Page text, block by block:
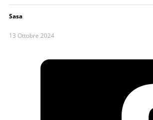
Sasa
13 Ottobre 2024